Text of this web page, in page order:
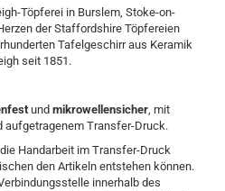
Töpferei in Burslem, Stoke-on-
der Staffordshire Töpfereien
Tafelgeschirr aus Keramik
seit 1851.
und mikrowellensicher, mit
aufgetragenem Transfer-Druck.
Handarbeit im Transfer-Druck
den Artikeln entstehen können.
innerhalb des